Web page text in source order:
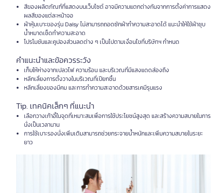
สีของผลิตภัณฑ์ที่แสดงบนเว็บไซต์ อาจมีความแตกต่างกันจากการตั้งค่าการแสดง
ผลสีของแต่ละหน้าจอ
ผ้าหุ้มเบาะของรุ่น Daisy ไม่สามารถถอดซักผ้าทำความสะอาดได้ แนะนำให้ใช้ผ้าชุบ
น้ำหมาดเช็ดทำความสะอาด
โปรโมชันและคูปองส่วนลดต่าง ๆ เป็นไปตามเงื่อนไขที่บริษัทฯ กำหนด
คำแนะนำและข้อควรระวัง
เก็บให้ห่างจากเปลวไฟ ความร้อน และบริเวณที่มีแสงแดดส่องถึง
หลีกเลี่ยงการตั้งวางในบริเวณที่เปียกชื้น
หลีกเลี่ยงของมีคม และการทำความสะอาดด้วยสารเคมีรุนแรง
Tip. เทคนิคเล็กๆ ที่แนะนำ
เลือกวางเก้าอี้ในจุดที่เหมาะสมเพื่อการใช้ประโยชน์สูงสุด และสร้างความสบายในการ
นั่งเป็นเวลานาน
การใช้เบาะรองนั่งเพิ่มเติมสามารถช่วยกระจายน้ำหนักและเพิ่มความสบายในระยะ
ยาว